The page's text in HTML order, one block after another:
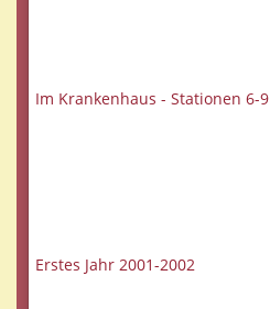
Im Krankenhaus - Stationen 6-9
Erstes Jahr 2001-2002